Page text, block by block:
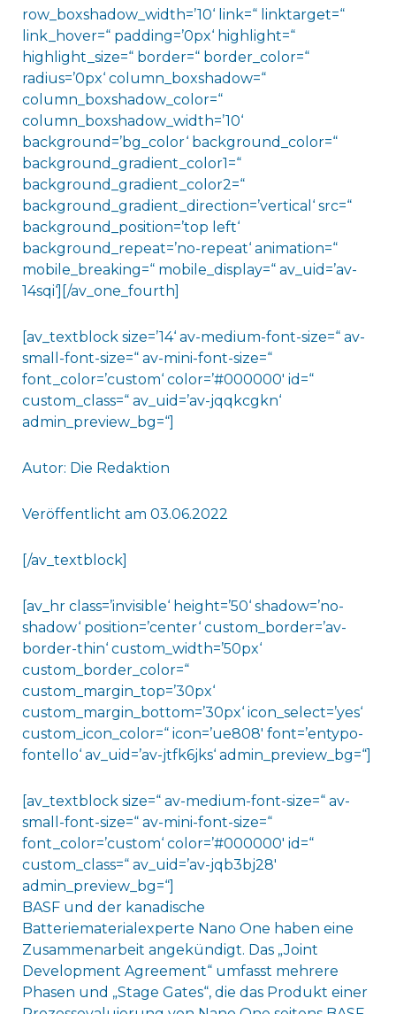
row_boxshadow_width=’10‘ link=“ linktarget=“
link_hover=“ padding=’0px‘ highlight=“
highlight_size=“ border=“ border_color=“
radius=’0px‘ column_boxshadow=“
column_boxshadow_color=“
column_boxshadow_width=’10‘
background=’bg_color‘ background_color=“
background_gradient_color1=“
background_gradient_color2=“
background_gradient_direction=’vertical‘ src=“
background_position=’top left‘
background_repeat=’no-repeat‘ animation=“
mobile_breaking=“ mobile_display=“ av_uid=’av-
14sqi‘][/av_one_fourth]
[av_textblock size=’14‘ av-medium-font-size=“ av-
small-font-size=“ av-mini-font-size=“
font_color=’custom‘ color=’#000000′ id=“
custom_class=“ av_uid=’av-jqqkcgkn‘
admin_preview_bg=“]
Autor: Die Redaktion
Veröffentlicht am 03.06.2022
[/av_textblock]
[av_hr class=’invisible‘ height=’50‘ shadow=’no-
shadow‘ position=’center‘ custom_border=’av-
border-thin‘ custom_width=’50px‘
custom_border_color=“
custom_margin_top=’30px‘
custom_margin_bottom=’30px‘ icon_select=’yes‘
custom_icon_color=“ icon=’ue808′ font=’entypo-
fontello‘ av_uid=’av-jtfk6jks‘ admin_preview_bg=“]
[av_textblock size=“ av-medium-font-size=“ av-
small-font-size=“ av-mini-font-size=“
font_color=’custom‘ color=’#000000′ id=“
custom_class=“ av_uid=’av-jqb3bj28′
admin_preview_bg=“]
BASF und der kanadische
Batteriematerialexperte Nano One haben eine
Zusammenarbeit angekündigt. Das „Joint
Development Agreement“ umfasst mehrere
Phasen und „Stage Gates“, die das Produkt einer